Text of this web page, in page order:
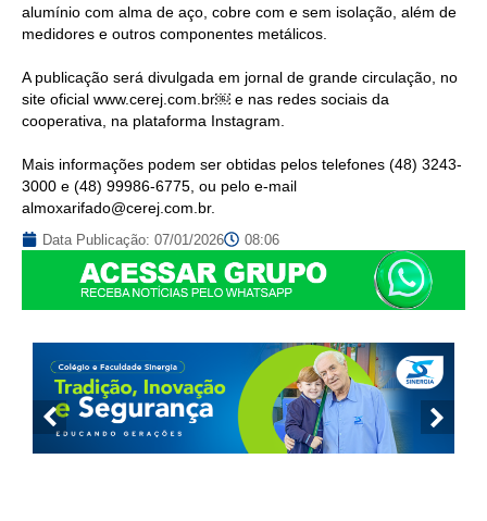
alumínio com alma de aço, cobre com e sem isolação, além de
medidores e outros componentes metálicos.
A publicação será divulgada em jornal de grande circulação, no
site oficial www.cerej.com.br￼ e nas redes sociais da
cooperativa, na plataforma Instagram.
Mais informações podem ser obtidas pelos telefones (48) 3243-
3000 e (48) 99986-6775, ou pelo e-mail
almoxarifado@cerej.com.br.
Data Publicação: 07/01/2026 08:06